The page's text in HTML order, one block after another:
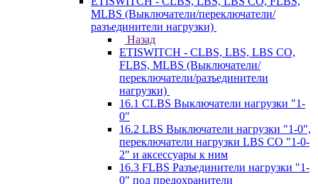
MLBS (Выключатели/переключатели/
разъединители нагрузки)
Назад
ETISWITCH - CLBS, LBS, LBS CO,
FLBS, MLBS (Выключатели/
переключатели/разъединители
нагрузки)
16.1 CLBS Выключатели нагрузки "1-
0"
16.2 LBS Выключатели нагрузки "1-0",
переключатели нагрузки LBS CO "1-0-
2" и аксессуары к ним
16.3 FLBS Разъединители нагрузки "1-
0" под предохранители